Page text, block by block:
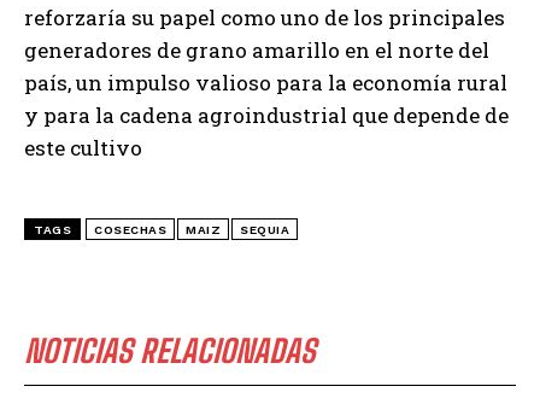
reforzaría su papel como uno de los principales
generadores de grano amarillo en el norte del
país, un impulso valioso para la economía rural
y para la cadena agroindustrial que depende de
este cultivo
TAGS COSECHAS MAIZ SEQUIA
NOTICIAS RELACIONADAS